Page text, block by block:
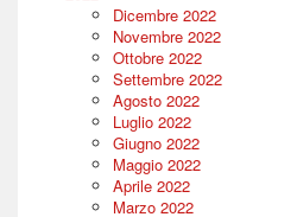
Dicembre 2022
Novembre 2022
Ottobre 2022
Settembre 2022
Agosto 2022
Luglio 2022
Giugno 2022
Maggio 2022
Aprile 2022
Marzo 2022